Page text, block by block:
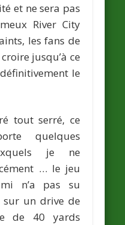
et ne sera pas
River City
les fans de
jusqu’à ce
le
tout serré, ce
quelques
je ne
… le jeu
n’a pas su
sur un drive de
de 40 yards